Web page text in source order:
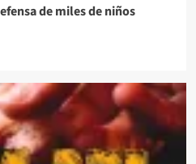
de miles de niños